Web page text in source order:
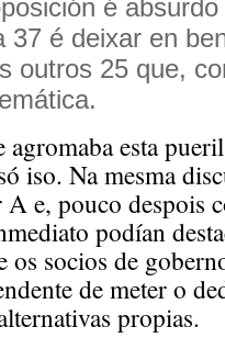
é
37 é deixar en
outros 25 que,
agromaba esta
iso. Na mesma
e, pouco despois
podían
os socios de
de meter o
propias.